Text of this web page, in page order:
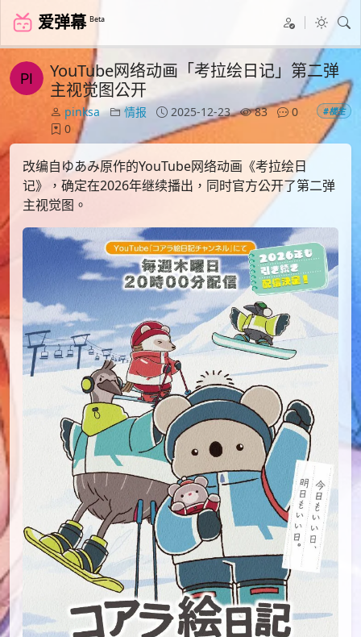
爱弹幕 Beta
YouTube网络动画「考拉绘日记」第二弹
主视觉图公开
pinksa 情报 2025-12-23 83
0
0
#楼主
改编自ゆあみ原作的YouTube网络动画《考拉绘日
记》，确定在2026年继续播出，同时官方公开了第二弹
主视觉图。